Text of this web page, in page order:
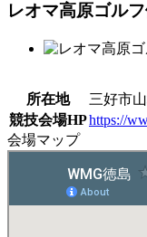
レオマ高原ゴル
所在地
三好市
競技会場HPhttps://
会場マップ